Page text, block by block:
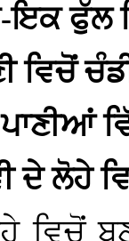
ਫੁੱਲ
ਵਿਚੋਂ
ਦੇ ਲੋਹੇ
ਵਿਚੋਂ